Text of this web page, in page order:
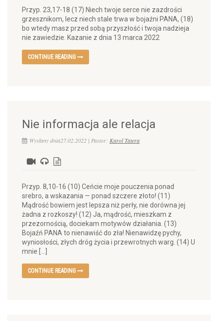
Przyp. 23,17-18 (17) Niech twoje serce nie zazdrości
grzesznikom, lecz niech stale trwa w bojaźni PANA, (18)
bo wtedy masz przed sobą przyszłość i twoja nadzieja
nie zawiedzie. Kazanie z dnia 13 marca 2022
CONTINUE READING
Nie informacja ale relacja
Wysłany dnia27.02.2022 | Pastor: Karol Tatera
Przyp. 8,10-16 (10) Ceńcie moje pouczenia ponad
srebro, a wskazania — ponad szczere złoto! (11)
Mądrość bowiem jest lepsza niż perły, nie dorówna jej
żadna z rozkoszy! (12) Ja, mądrość, mieszkam z
przezornością, dociekam motywów działania. (13)
Bojaźń PANA to nienawiść do zła! Nienawidzę pychy,
wyniosłości, złych dróg życia i przewrotnych warg. (14) U
mnie […]
CONTINUE READING